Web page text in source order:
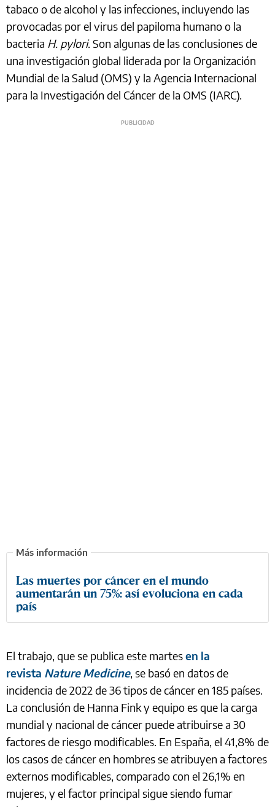
tabaco o de alcohol y las infecciones, incluyendo las
provocadas por el virus del papiloma humano o la
bacteria H. pylori. Son algunas de las conclusiones de
una investigación global liderada por la Organización
Mundial de la Salud (OMS) y la Agencia Internacional
para la Investigación del Cáncer de la OMS (IARC).
Las muertes por cáncer en el mundo
aumentarán un 75%: así evoluciona en cada
país
El trabajo, que se publica este martesen la
revista Nature Medicine, se basó en datos de
incidencia de 2022 de 36 tipos de cáncer en 185 países.
La conclusión de Hanna Fink y equipo es que la carga
mundial y nacional de cáncer puede atribuirse a 30
factores de riesgo modificables. En España, el 41,8% de
los casos de cáncer en hombres se atribuyen a factores
externos modificables, comparado con el 26,1% en
mujeres, y el factor principal sigue siendo fumar